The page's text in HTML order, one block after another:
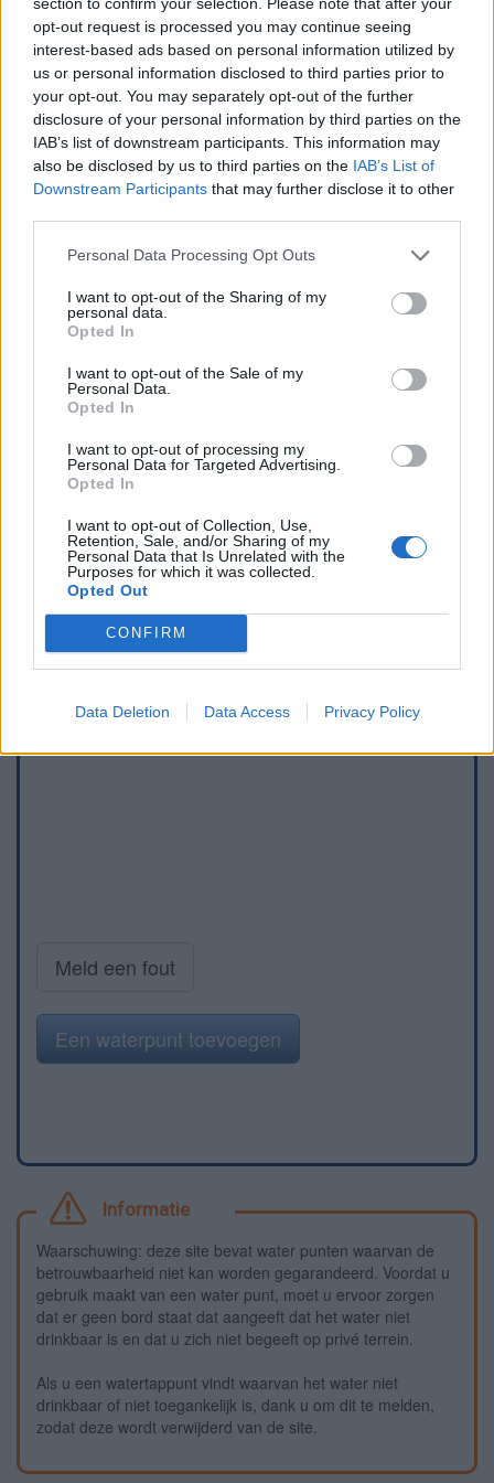
opt-out request is processed you may continue seeing
interest-based ads based on personal information utilized by
us or personal information disclosed to third parties prior to
your opt-out. You may separately opt-out of the further
disclosure of your personal information by third parties on the
IAB’s list of downstream participants. This information may
also be disclosed by us to third parties on the IAB’s List of
Downstream Participants that may further disclose it to other
Personal Data Processing Opt Outs
I want to opt-out of the Sharing of my
personal data.
Opted In
I want to opt-out of the Sale of my
Personal Data.
Opted In
I want to opt-out of processing my
Personal Data for Targeted Advertising.
Opted In
I want to opt-out of Collection, Use,
Retention, Sale, and/or Sharing of my
Personal Data that Is Unrelated with the
Purposes for which it was collected.
Opted Out
CONFIRM
Data Deletion Data Access Privacy Policy
Visuele aanwijzingen
Toon kaart
Meld een fout
Een waterpunt toevoegen
Informatie
Waarschuwing: deze site bevat water punten waarvan de
betrouwbaarheid niet kan worden gegarandeerd. Voordat u
gebruik maakt van een water punt, moet u ervoor zorgen
dat er geen bord staat dat aangeeft dat het water niet
drinkbaar is en dat u zich niet begeeft op privé terrein.
Als u een watertappunt vindt waarvan het water niet
drinkbaar of niet toegankelijk is, dank u om dit te melden,
zodat deze wordt verwijderd van de site.